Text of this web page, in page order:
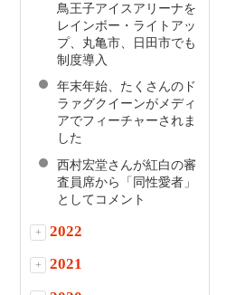
鳥王子アイスアリーナを
レインボー・ライトアッ
プ、丸亀市、日田市でも
制度導入
年末年始、たくさんのド
ラァグクイーンがメディ
アでフィーチャーされま
した
西村宏堂さんが紅白の審
査員席から「同性愛者」
としてコメント
+ 2022
+ 2021